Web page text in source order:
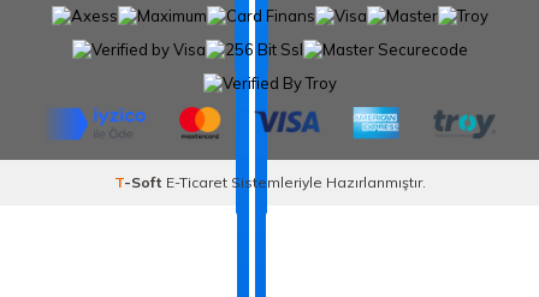
T-Soft E-TicaretSistemleriyle Hazırlanmıştır.